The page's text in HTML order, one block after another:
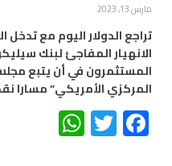
مارس 13, 2023
تراجع الدولار اليوم مع
الانهيار المفاجئ لبنك
المستثمرون في أن يتبع
المركزي الأمريكي” مسارا
Facebook
Twitter